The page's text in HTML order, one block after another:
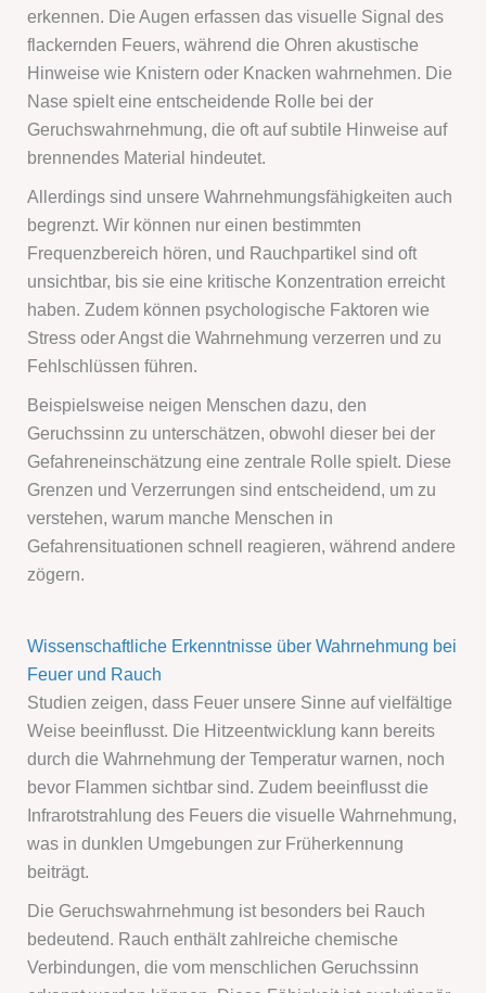
erkennen. Die Augen erfassen das visuelle Signal des
flackernden Feuers, während die Ohren akustische
Hinweise wie Knistern oder Knacken wahrnehmen. Die
Nase spielt eine entscheidende Rolle bei der
Geruchswahrnehmung, die oft auf subtile Hinweise auf
brennendes Material hindeutet.
Allerdings sind unsere Wahrnehmungsfähigkeiten auch
begrenzt. Wir können nur einen bestimmten
Frequenzbereich hören, und Rauchpartikel sind oft
unsichtbar, bis sie eine kritische Konzentration erreicht
haben. Zudem können psychologische Faktoren wie
Stress oder Angst die Wahrnehmung verzerren und zu
Fehlschlüssen führen.
Beispielsweise neigen Menschen dazu, den
Geruchssinn zu unterschätzen, obwohl dieser bei der
Gefahreneinschätzung eine zentrale Rolle spielt. Diese
Grenzen und Verzerrungen sind entscheidend, um zu
verstehen, warum manche Menschen in
Gefahrensituationen schnell reagieren, während andere
zögern.
Wissenschaftliche Erkenntnisse über Wahrnehmung bei
Feuer und Rauch
Studien zeigen, dass Feuer unsere Sinne auf vielfältige
Weise beeinflusst. Die Hitzeentwicklung kann bereits
durch die Wahrnehmung der Temperatur warnen, noch
bevor Flammen sichtbar sind. Zudem beeinflusst die
Infrarotstrahlung des Feuers die visuelle Wahrnehmung,
was in dunklen Umgebungen zur Früherkennung
beiträgt.
Die Geruchswahrnehmung ist besonders bei Rauch
bedeutend. Rauch enthält zahlreiche chemische
Verbindungen, die vom menschlichen Geruchssinn